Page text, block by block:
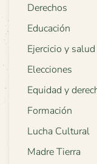
Derechos
Educación
Ejercicio y salud
Elecciones
Equidad y
Formación
Lucha Cultural
Madre Tierra